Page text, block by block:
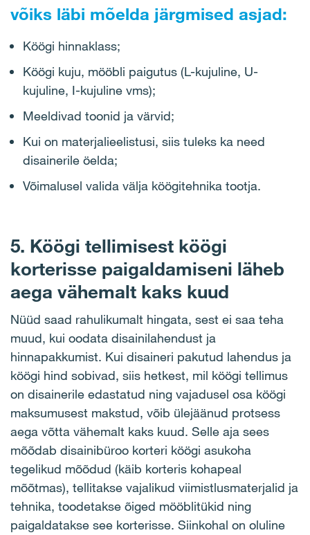
võiks läbi mõelda järgmised asjad:
Köögi hinnaklass;
Köögi kuju, mööbli paigutus (L-kujuline, U-
kujuline, I-kujuline vms);
Meeldivad toonid ja värvid;
Kui on materjalieelistusi, siis tuleks ka need
disainerile öelda;
Võimalusel valida välja köögitehnika tootja.
5. Köögi tellimisest köögi
korterisse paigaldamiseni läheb
aega vähemalt kaks kuud
Nüüd saad rahulikumalt hingata, sest ei saa teha
muud, kui oodata disainilahendust ja
hinnapakkumist. Kui disaineri pakutud lahendus ja
köögi hind sobivad, siis hetkest, mil köögi tellimus
on disainerile edastatud ning vajadusel osa köögi
maksumusest makstud, võib ülejäänud protsess
aega võtta vähemalt kaks kuud. Selle aja sees
mõõdab disainibüroo korteri köögi asukoha
tegelikud mõõdud (käib korteris kohapeal
mõõtmas), tellitakse vajalikud viimistlusmaterjalid ja
tehnika, toodetakse õiged mööblitükid ning
paigaldatakse see korterisse. Siinkohal on oluline